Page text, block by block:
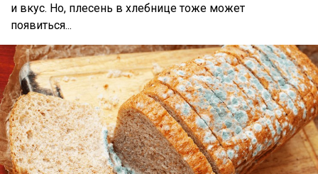
и вкус. Но, плесень в хлебнице тоже может
появиться...